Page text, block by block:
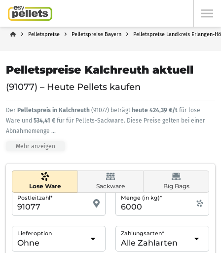
Pelletspreise Pelletspreise Bayern Pelletspreise Landkreis Erlangen-
Pelletspreise Kalchreuth aktuell
(91077) – Heute Pellets kaufen
Der Pelletspreis in Kalchreuth (91077) beträgt heute 424,39 €/t für lose
Ware und 534,41 € für für Pellets-Sackware. Diese Preise gelten bei einer
Abnahmemenge ...
Mehr anzeigen
Lose Ware Sackware Big Bags
Postleitzahl* Menge (in kg)*
Lieferoption Zahlungsarten*